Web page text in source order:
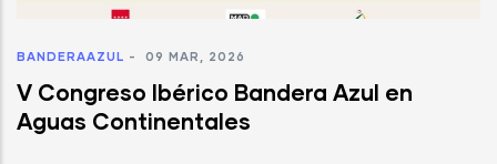
BANDERAAZUL - 09 MAR, 2026
V Congreso Ibérico Bandera Azul en
Aguas Continentales